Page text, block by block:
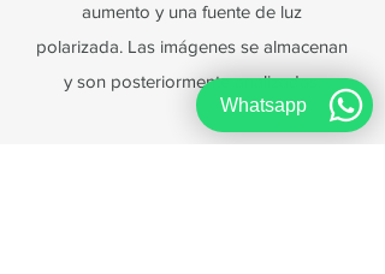
aumento y una fuente de luz
polarizada. Las imágenes se almacenan
y son posteriormente analizadas.
Su ejecución permite seguir y estudiar la
Whatsapp